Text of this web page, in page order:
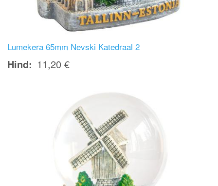
Lumekera 65mm Nevski Katedraal 2
Hind 11,20 €